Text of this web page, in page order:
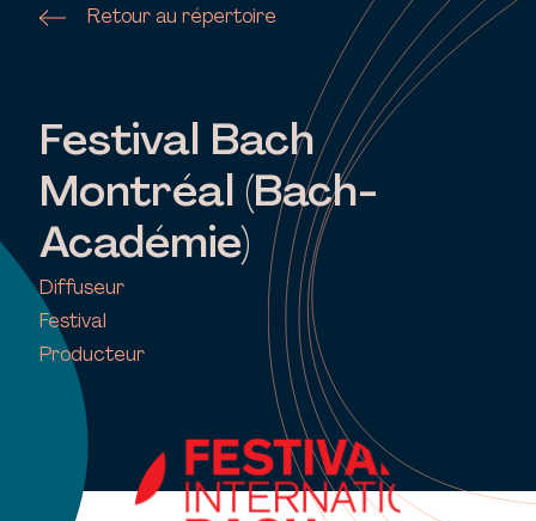
Retour au répertoire
Festival Bach
Montréal (Bach-
Académie)
Diffuseur
Festival
Producteur